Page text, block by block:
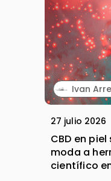
27 julio 2026
CBD en
moda a
científico